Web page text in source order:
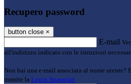
Recupero password
button close ×
E-mail
all'indirizzo indicato con le istruzioni
Non hai una e-mail associata al nome utente?
tramite la Login Spaggiari